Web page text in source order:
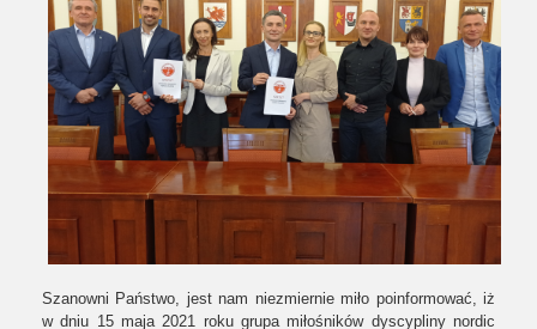
Szanowni Państwo, jest nam niezmiernie miło poinformować, iż
w dniu 15 maja 2021 roku grupa miłośników dyscypliny nordic